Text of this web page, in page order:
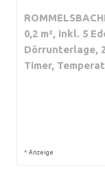
0,2 m², inkl. 5
Dörrunterlage,
Timer,
* Anzeige